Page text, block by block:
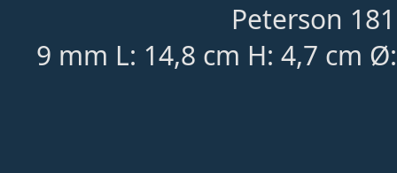
Peterson
9 mm L: 14,8 cm H: 4,7 cm